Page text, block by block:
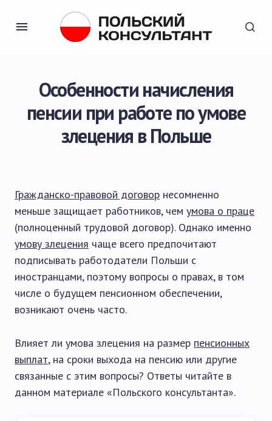
Особенности начисления
пенсии при работе по умове
злецения в Польше
Гражданско-правовой договор несомненно
меньше защищает работников, чем умова о праце
(полноценный трудовой договор). Однако именно
умову злецения чаще всего предпочитают
подписывать работодатели Польши с
иностранцами, поэтому вопросы о правах, в том
числе о будущем пенсионном обеспечении,
возникают очень часто.
Влияет ли умова злецения на размер пенсионных
выплат, на сроки выхода на пенсию или другие
связанные с этим вопросы? Ответы читайте в
данном материале «Польского консультанта».